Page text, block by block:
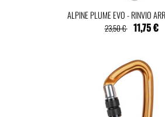
ALPINE PLUME EVO - RINVIO
23,50 € 11,75 €